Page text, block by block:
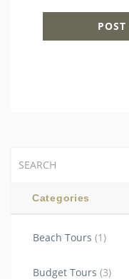
Categories
Beach Tours (1)
Budget Tours (3)